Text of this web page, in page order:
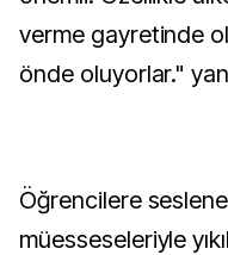
verme gayretinde
önde oluyorlar."
Öğrencilere
müesseseleriyle